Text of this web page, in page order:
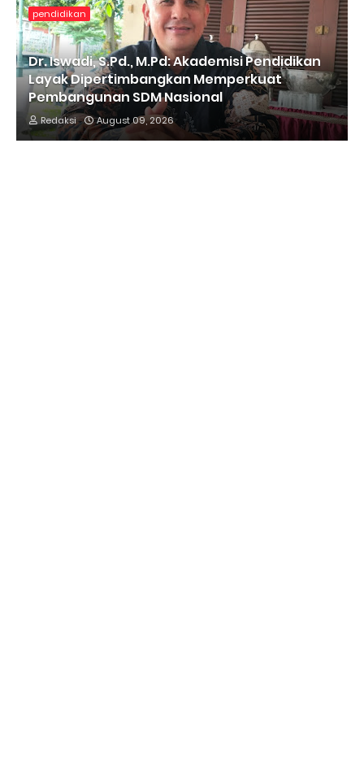
pendidikan
Dr. Iswadi, S.Pd., M.Pd: Akademisi Pendidikan
Layak Dipertimbangkan Memperkuat
Pembangunan SDM Nasional
Redaksi August 09, 2026